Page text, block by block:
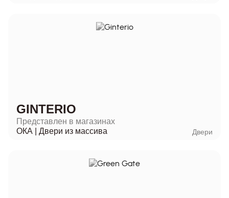
GINTERIO
Представлен в магазинах
ОКА | Двери из массива
Двери